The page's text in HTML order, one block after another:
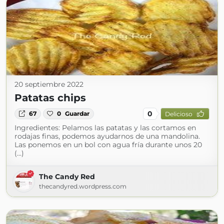
20 septiembre 2022
Patatas chips
67 0 Guardar 0 Delicioso
Ingredientes: Pelamos las patatas y las cortamos en
rodajas finas, podemos ayudarnos de una mandolina.
Las ponemos en un bol con agua fría durante unos 20
(...)
The Candy Red
thecandyred.wordpress.com